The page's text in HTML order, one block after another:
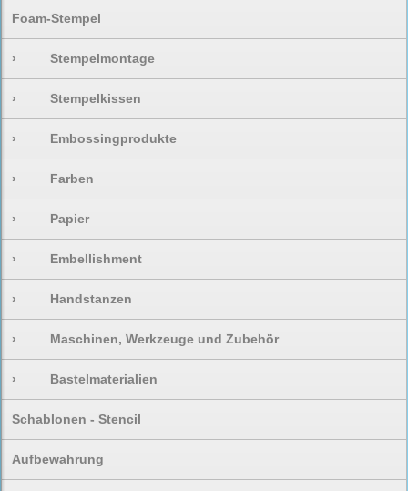
Foam-Stempel
› Stempelmontage
› Stempelkissen
› Embossingprodukte
› Farben
› Papier
› Embellishment
› Handstanzen
› Maschinen, Werkzeuge und Zubehör
› Bastelmaterialien
Schablonen - Stencil
Aufbewahrung